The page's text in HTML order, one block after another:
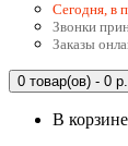
Сегодня, в
Звонки
Заказы
0 товар(ов) - 0 р.
В